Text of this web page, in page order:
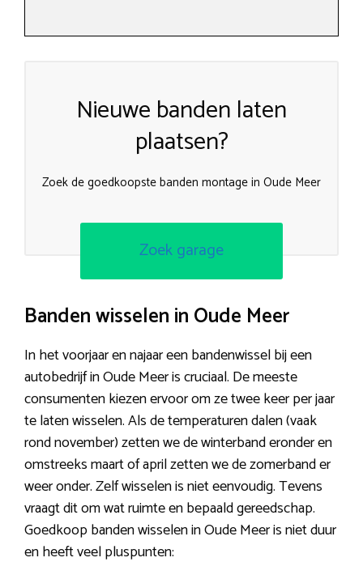
Nieuwe banden laten
plaatsen?
Zoek de goedkoopste banden montage in Oude Meer
Zoek garage
Banden wisselen in Oude Meer
In het voorjaar en najaar een bandenwissel bij een
autobedrijf in Oude Meer is cruciaal. De meeste
consumenten kiezen ervoor om ze twee keer per jaar
te laten wisselen. Als de temperaturen dalen (vaak
rond november) zetten we de winterband eronder en
omstreeks maart of april zetten we de zomerband er
weer onder. Zelf wisselen is niet eenvoudig. Tevens
vraagt dit om wat ruimte en bepaald gereedschap.
Goedkoop banden wisselen in Oude Meer is niet duur
en heeft veel pluspunten: